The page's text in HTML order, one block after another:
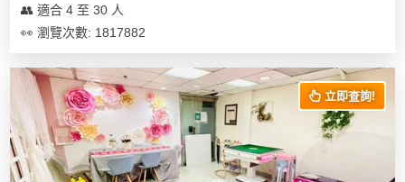
👥 適合 4 至 30 人
👀 瀏覽次數: 1817882
立即查詢!